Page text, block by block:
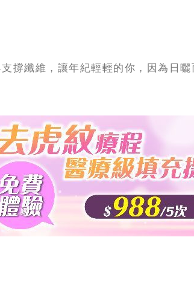
纖維，讓年紀輕輕的你，因為日曬